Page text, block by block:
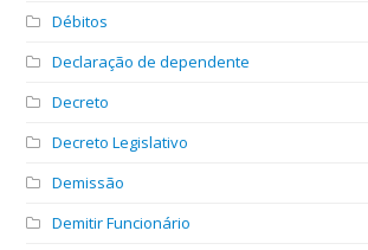
Débitos
Declaração de dependente
Decreto
Decreto Legislativo
Demissão
Demitir Funcionário